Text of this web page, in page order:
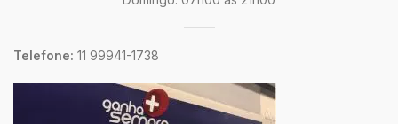
Telefone: 11 99941-1738